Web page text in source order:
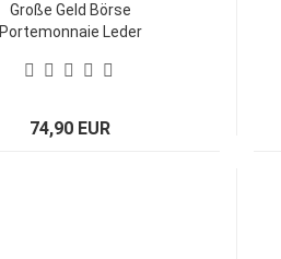
Große Geld Börse
Portemonnaie Leder
Elements Lilli 210
74,90 EUR